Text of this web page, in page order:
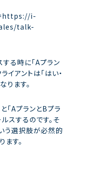
i-
talk-
る時に「Aプラン
イアントは「はい・
ります。
「AプランとBプラ
スするのです。そ
いう選択肢が必然的
ます。